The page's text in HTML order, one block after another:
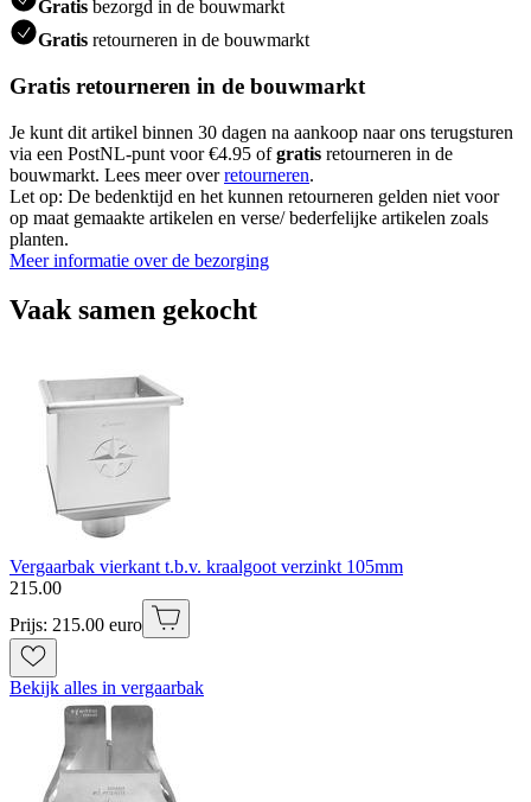
Gratis bezorgd in de bouwmarkt
Gratis retourneren in de bouwmarkt
Gratis retourneren in de bouwmarkt
Je kunt dit artikel binnen 30 dagen na aankoop naar ons terugsturen
via een PostNL-punt voor €4.95 ofgratis retourneren in de
bouwmarkt. Lees meer overretourneren.
Let op: De bedenktijd en het kunnen retourneren gelden niet voor
op maat gemaakte artikelen en verse/ bederfelijke artikelen zoals
planten.
Meer informatie over de bezorging
Vaak samen gekocht
Vergaarbak vierkant t.b.v. kraalgoot verzinkt 105mm
215.00
Prijs: 215.00 euro
Bekijk alles in vergaarbak